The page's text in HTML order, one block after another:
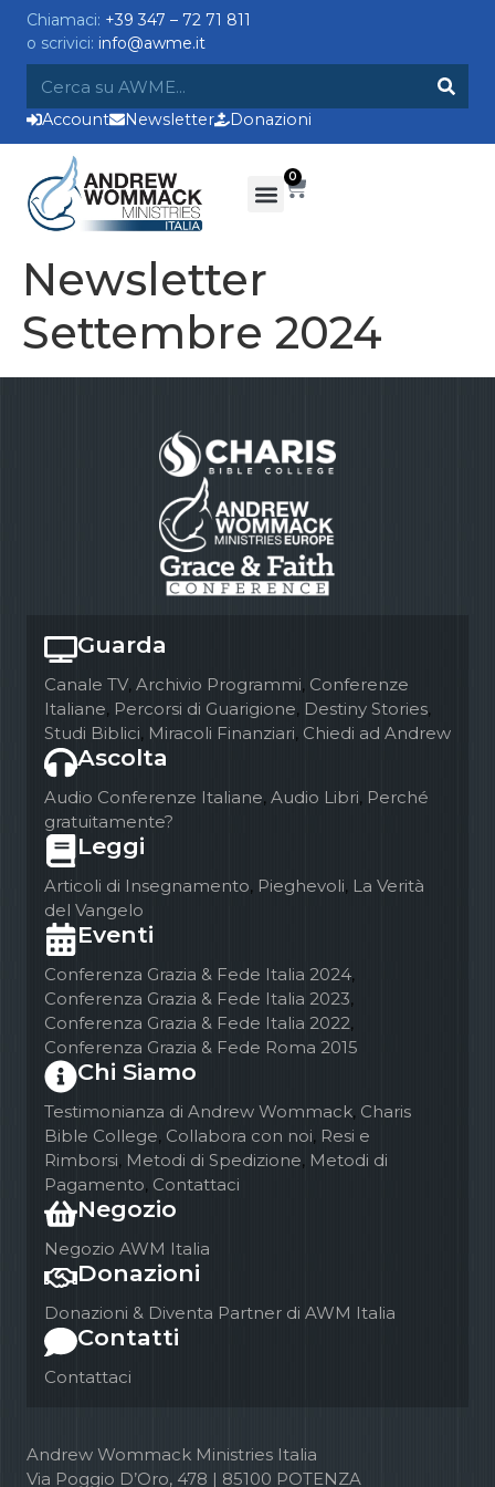
Chiamaci: +39 347 – 72 71 811
o scrivici: info@awme.it
Account Newsletter Donazioni
0
Newsletter
Settembre 2024
Guarda
Canale TV, Archivio Programmi, Conferenze
Italiane, Percorsi di Guarigione, Destiny Stories,
Studi Biblici, Miracoli Finanziari, Chiedi ad Andrew
Ascolta
Audio Conferenze Italiane, Audio Libri, Perché
gratuitamente?
Leggi
Articoli di Insegnamento, Pieghevoli, La Verità
del Vangelo
Eventi
Conferenza Grazia & Fede Italia 2024,
Conferenza Grazia & Fede Italia 2023,
Conferenza Grazia & Fede Italia 2022,
Conferenza Grazia & Fede Roma 2015
Chi Siamo
Testimonianza di Andrew Wommack, Charis
Bible College, Collabora con noi, Resi e
Rimborsi, Metodi di Spedizione, Metodi di
Pagamento, Contattaci
Negozio
Negozio AWM Italia
Donazioni
Donazioni & Diventa Partner di AWM Italia
Contatti
Contattaci
Andrew Wommack Ministries Italia
Via Poggio D’Oro, 478 | 85100 POTENZA